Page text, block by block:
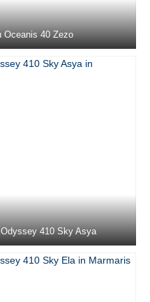
37 Kacamak in
Lady D in
410 Sky Ela in
410 Sky Lina in
Oceanis 40 Zezo
410 Sky Asya